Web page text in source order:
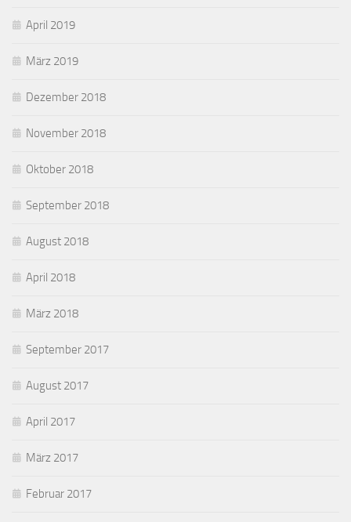
April 2019
März 2019
Dezember 2018
November 2018
Oktober 2018
September 2018
August 2018
April 2018
März 2018
September 2017
August 2017
April 2017
März 2017
Februar 2017